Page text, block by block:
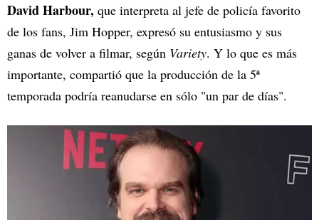
David Harbour, que interpreta al jefe de policía favorito
de los fans, Jim Hopper, expresó su entusiasmo y sus
ganas de volver a filmar, según Variety. Y lo que es más
importante, compartió que la producción de la 5ª
temporada podría reanudarse en sólo "un par de días".